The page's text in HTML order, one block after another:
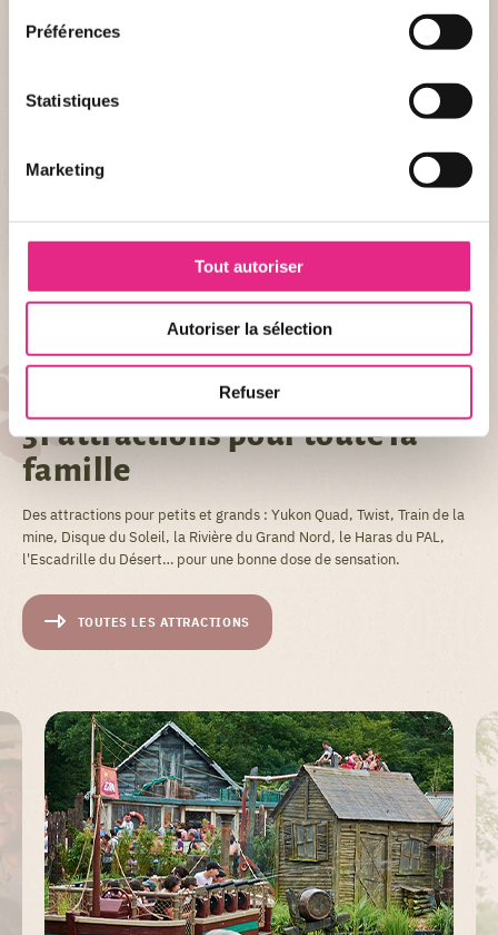
Préférences
Statistiques
Marketing
Tout autoriser
Autoriser la sélection
Refuser
31 attractions pour toute la
famille
Des attractions pour petits et grands : Yukon Quad, Twist, Train de la
mine, Disque du Soleil, la Rivière du Grand Nord, le Haras du PAL,
l'Escadrille du Désert… pour une bonne dose de sensation.
TOUTES LES ATTRACTIONS